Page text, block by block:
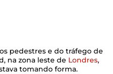
pedestres e do tráfego de
na zona leste de Londres,
tomando forma.